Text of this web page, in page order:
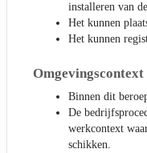
installeren van
Het kunnen
Het kunnen
Omgevingscontext
Binnen dit
De
werkcontext
schikken.